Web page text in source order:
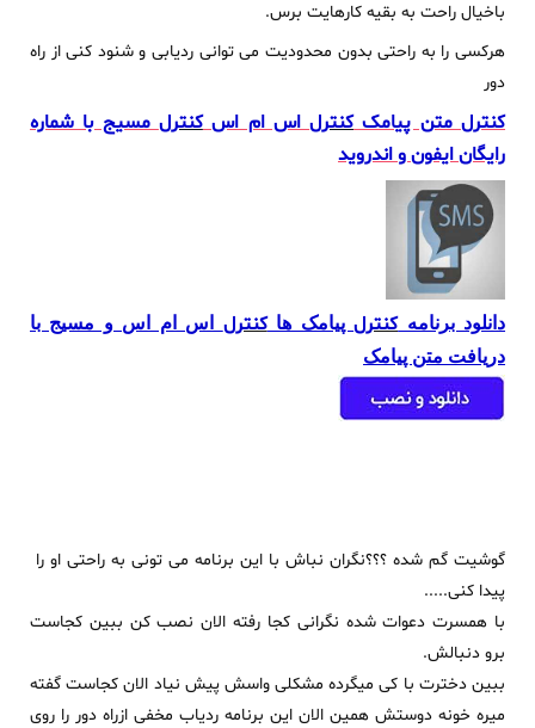
باخیال راحت به بقیه کارهایت برس.
هرکسی را به راحتی بدون محدودیت می توانی ردیابی و شنود کنی از راه
دور
کنترل متن پیامککنترلاس ام اسکنترلمسیج با شماره
رایگان ایفون و اندروید
دانلود برنامهکنترلپیامک هاکنترل اس ام اس و مسیج با
دریافت متن پیامک
گوشیت گم شده ؟؟؟نگران نباش با این برنامه می تونی به راحتی او را
پیدا کنی.....
با همسرت دعوات شده نگرانی کجا رفته الان نصب کن ببین کجاست
برو دنبالش.
ببین دخترت با کی میگرده مشکلی واسش پیش نیاد الان کجاست گفته
میره خونه دوستش همین الان این برنامه ردیاب مخفی ازراه دور را روی